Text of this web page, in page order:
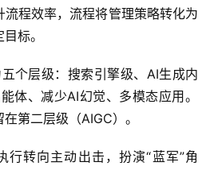
程效率，流程将管理策略转化为
标。
个层级：搜索引擎级、AI生成内
体、减少AI幻觉、多模态应用。
第二层级（AIGC）。
行转向主动出击，扮演“蓝军”角